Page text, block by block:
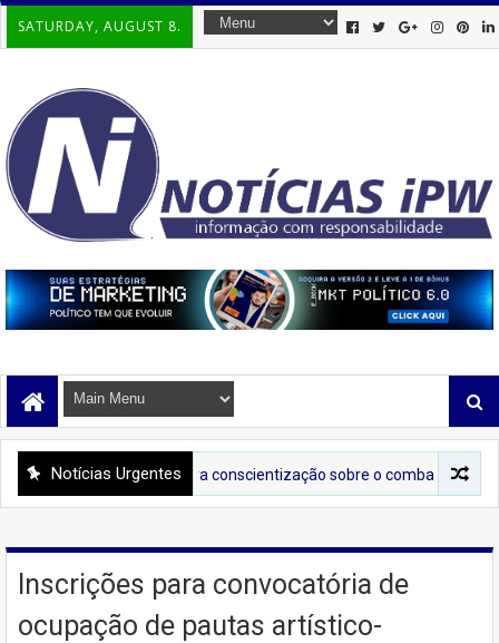
SATURDAY, AUGUST 8.
Notícias Urgentes
Tenda Lilás leva conscientização sobre o combate à violência contra
Inscrições para convocatória de
ocupação de pautas artístico-